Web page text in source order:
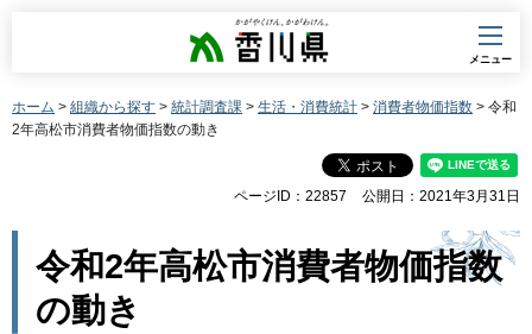
香川県
メニュー
ホーム > 組織から探す > 統計調査課 > 生活・消費統計 > 消費者物価指数 > 令和
2年高松市消費者物価指数の動き
ページID：22857 公開日：2021年3月31日
令和2年高松市消費者物価指数
の動き